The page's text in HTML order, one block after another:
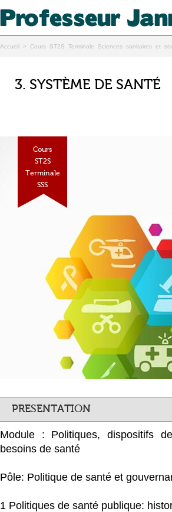
Accueil > Cours ST2S Terminale Sciences sanitaires et
3. SYSTÈME DE SANTÉ
Cours
ST2S
Terminale
SSS
PRESENTATION
Module : Politiques, dispositifs
besoins de santé
Pôle: Politique de santé et
1 Politiques de santé publique: